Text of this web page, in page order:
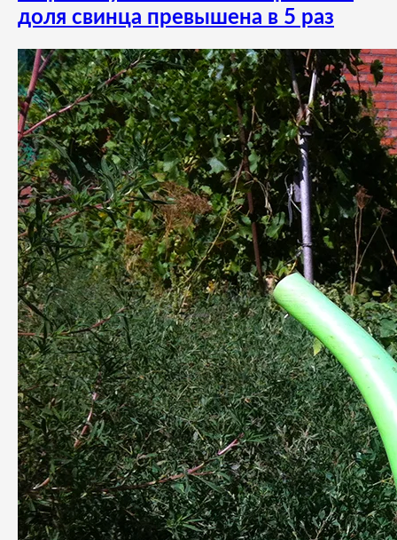
доля свинца превышена в 5 раз